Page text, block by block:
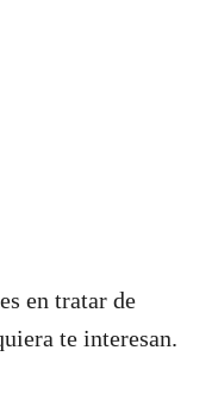
en tratar de
te interesan.